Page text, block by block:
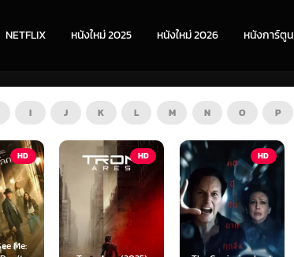
NETFLIX หนังใหม่ 2025 หนังใหม่ 2026 หนังการ์ตูน
I J K L M N O P
HD HD HD